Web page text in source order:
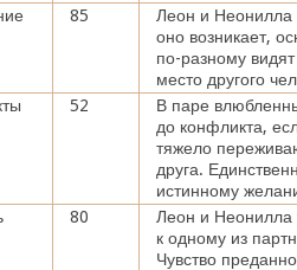
85
Леон и Неонилла
оно возникает,
по-разному
место другого
52
В паре
до конфликта,
тяжело
друга.
истинному
80
Леон и Неонилла
к одному из
Чувство